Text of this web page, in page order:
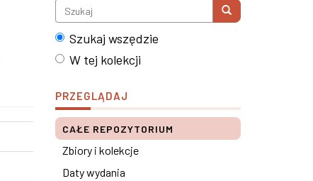
Szukaj wszędzie
W tej kolekcji
PRZEGLĄDAJ
CAŁE REPOZYTORIUM
Zbiory i kolekcje
Daty wydania